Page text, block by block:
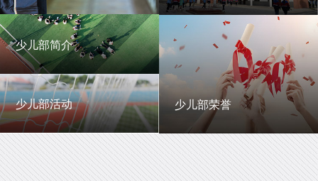
一中英才
少儿部简介
少儿部简介
少儿部活动
少儿部活动
年级动态
少儿部荣誉
少儿部荣誉